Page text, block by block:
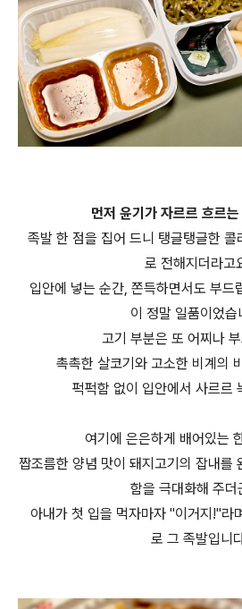
먼저 윤기가 자르르 흐르
족발 한 점을 집어 드니 탱글탱글한 콜
로 전해지더라고
입안에 넣는 순간, 쫀득하면서도 부드
이 정말 일품이었습
고기 부분은 또 어찌나
촉촉한 살코기와 고소한 비계의
퍽퍽함 없이 입안에서 사르르
여기에 은은하게 배어있는
짭조름한 양념 맛이 돼지고기의 잡내를
함을 극대화해 주더
아내가 첫 입을 먹자마자 "이거지!"라
로 그 족발입니